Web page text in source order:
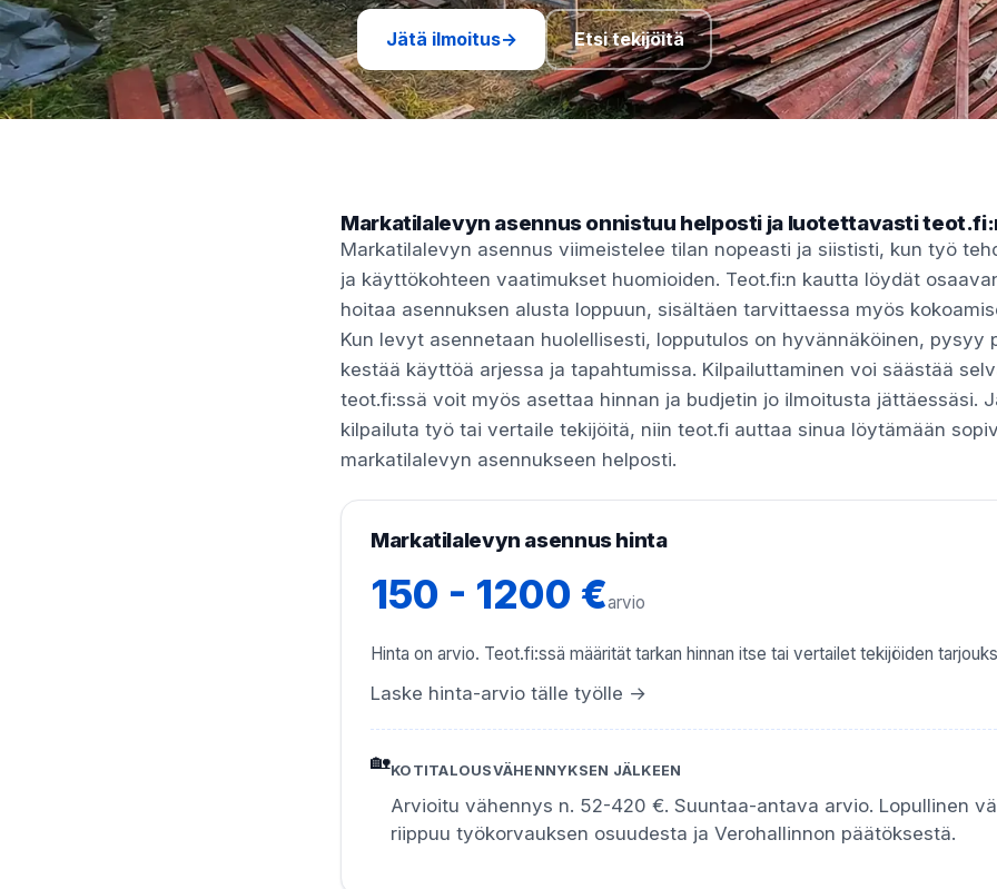
Jätä ilmoitus→ Etsi tekijöitä
Markatilalevyn asennus onnistuu helposti ja luotettavasti
Markatilalevyn asennus viimeistelee tilan nopeasti ja siististi, kun työ
ja käyttökohteen vaatimukset huomioiden. Teot.fi:n kautta löydät
hoitaa asennuksen alusta loppuun, sisältäen tarvittaessa myös
Kun levyt asennetaan huolellisesti, lopputulos on hyvännäköinen, pysyy
kestää käyttöä arjessa ja tapahtumissa. Kilpailuttaminen voi säästää
teot.fi:ssä voit myös asettaa hinnan ja budjetin jo ilmoitusta jättäessäsi.
kilpailuta työ tai vertaile tekijöitä, niin teot.fi auttaa sinua löytämään
markatilalevyn asennukseen helposti.
Markatilalevyn asennus hinta
150 - 1200 €arvio
Hinta on arvio. Teot.fi:ssä määrität tarkan hinnan itse tai vertailet tekijöiden
Laske hinta-arvio tälle työlle →
🏡KOTITALOUSVÄHENNYKSEN JÄLKEEN
Arvioitu vähennys n. 52-420 €. Suuntaa-antava arvio. Lopullinen
riippuu työkorvauksen osuudesta ja Verohallinnon päätöksestä.